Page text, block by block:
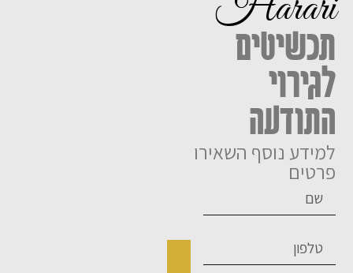
תכשיטים
לגירוי
התודעה
למידע נוסף השאירו
פרטים